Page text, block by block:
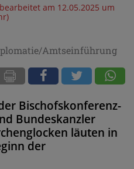
am 12.05.2025 um
Amtseinführung
Bischofskonferenz-
Bundeskanzler
läuten in
der